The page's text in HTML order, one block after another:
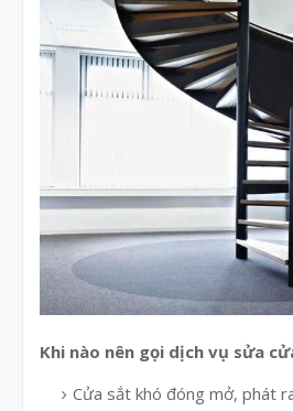
Khi nào nên gọi dịch vụ sửa
Cửa sắt khó đóng mở, phát